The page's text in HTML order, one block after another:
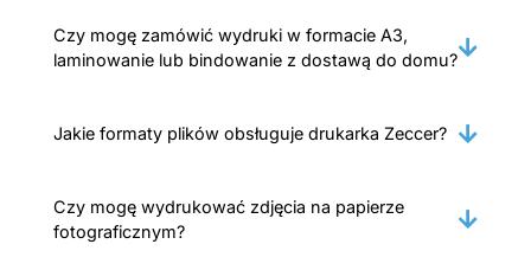
Czy mogę zamówić wydruki w formacie A3,
laminowanie lub bindowanie z dostawą do domu?
Jakie formaty plików obsługuje drukarka Zeccer?
Czy mogę wydrukować zdjęcia na papierze
fotograficznym?